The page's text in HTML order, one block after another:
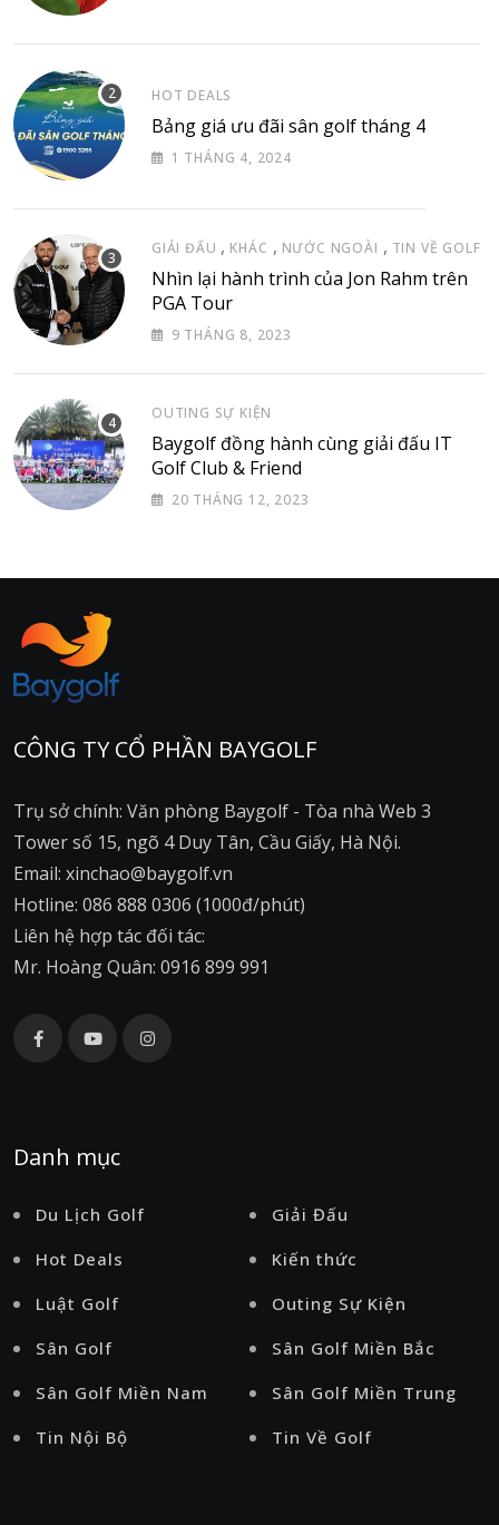
HOT DEALS
Bảng giá ưu đãi sân golf tháng 4
1 THÁNG 4, 2024
GIẢI ĐẤU , KHÁC , NƯỚC NGOÀI , TIN VỀ GOLF
Nhìn lại hành trình của Jon Rahm trên
PGA Tour
9 THÁNG 8, 2023
OUTING SỰ KIỆN
Baygolf đồng hành cùng giải đấu IT
Golf Club & Friend
20 THÁNG 12, 2023
CÔNG TY CỔ PHẦN BAYGOLF
Trụ sở chính: Văn phòng Baygolf - Tòa nhà Web 3
Tower số 15, ngõ 4 Duy Tân, Cầu Giấy, Hà Nội.
Email: xinchao@baygolf.vn
Hotline: 086 888 0306 (1000đ/phút)
Liên hệ hợp tác đối tác:
Mr. Hoàng Quân: 0916 899 991
Danh mục
Du Lịch Golf
Giải Đấu
Hot Deals
Kiến thức
Luật Golf
Outing Sự Kiện
Sân Golf
Sân Golf Miền Bắc
Sân Golf Miền Nam
Sân Golf Miền Trung
Tin Nội Bộ
Tin Về Golf